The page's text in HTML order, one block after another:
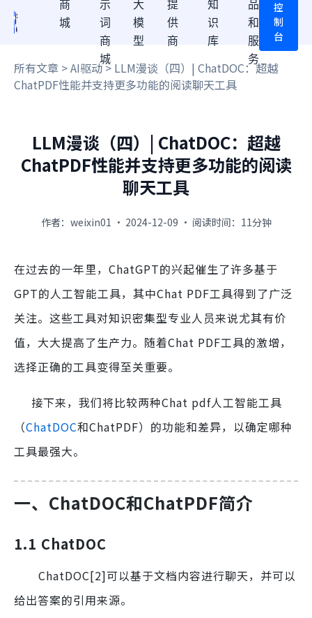
商
城
示
词
商
城
大
模
型
提
供
商
知
识
库
品
和
服
务
控
制
台
所有文章 >AI驱动> LLM漫谈（四）| ChatDOC：超越
ChatPDF性能并支持更多功能的阅读聊天工具
LLM漫谈（四）| ChatDOC：超越
ChatPDF性能并支持更多功能的阅读
聊天工具
作者：weixin01 · 2024-12-09 · 阅读时间：11分钟
在过去的一年里，ChatGPT的兴起催生了许多基于
GPT的人工智能工具，其中Chat PDF工具得到了广泛
关注。这些工具对知识密集型专业人员来说尤其有价
值，大大提高了生产力。随着Chat PDF工具的激增，
选择正确的工具变得至关重要。
接下来，我们将比较两种Chat pdf人工智能工具
（ChatDOC和ChatPDF）的功能和差异，以确定哪种
工具最强大。
一、ChatDOC和ChatPDF简介
1.1 ChatDOC
ChatDOC[2]可以基于文档内容进行聊天，并可以
给出答案的引用来源。